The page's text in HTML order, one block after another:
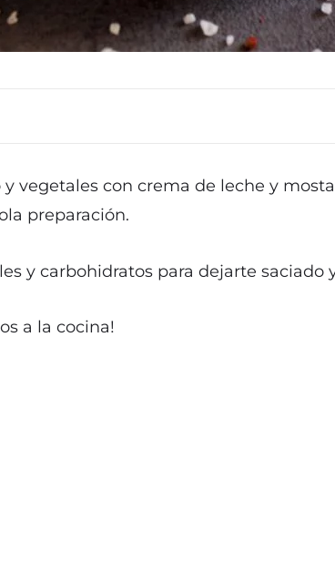
vegetales con crema de leche y
preparación.
y carbohidratos para dejarte saciado
a la cocina!